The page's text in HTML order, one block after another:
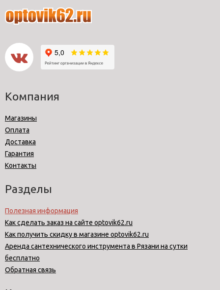
Компания
Магазины
Оплата
Доставка
Гарантия
Контакты
Разделы
Полезная информация
Как сделать заказ на сайте optovik62.ru
Как получить скидку в магазине optovik62.ru
Аренда сантехнического инструмента в Рязани на сутки
бесплатно
Обратная связь